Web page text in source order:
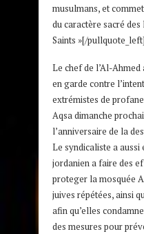
musulmans, et
du caractère sacré des
Saints »[/pullquote_left]
Le chef de l’Al-
en garde contre
extrémistes de
Aqsa dimanche
l’anniversaire de la
Le syndicaliste a
jordanien a faire des
proteger la mosquée
juives répétées, ainsi
afin qu’elles
des mesures pour